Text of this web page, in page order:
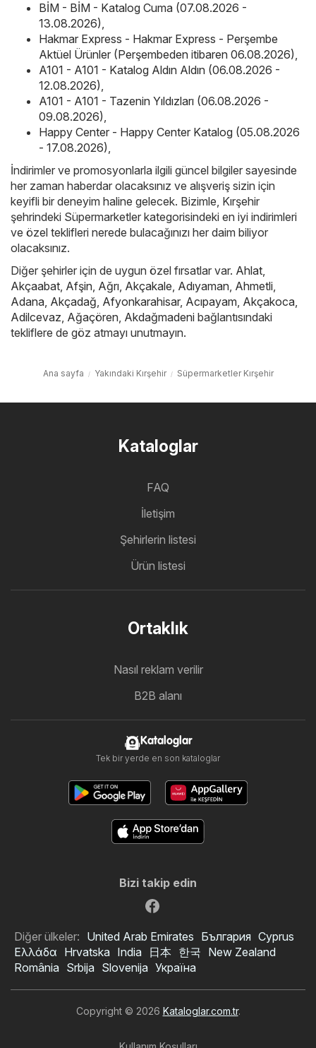
BİM - BİM - Katalog Cuma (07.08.2026 -
13.08.2026),
Hakmar Express - Hakmar Express - Perşembe
Aktüel Ürünler (Perşembeden itibaren 06.08.2026),
A101 - A101 - Katalog Aldın Aldın (06.08.2026 -
12.08.2026),
A101 - A101 - Tazenin Yıldızları (06.08.2026 -
09.08.2026),
Happy Center - Happy Center Katalog (05.08.2026
- 17.08.2026),
İndirimler ve promosyonlarla ilgili güncel bilgiler sayesinde
her zaman haberdar olacaksınız ve alışveriş sizin için
keyifli bir deneyim haline gelecek. Bizimle, Kırşehir
şehrindeki Süpermarketler kategorisindeki en iyi indirimleri
ve özel teklifleri nerede bulacağınızı her daim biliyor
olacaksınız.
Diğer şehirler için de uygun özel fırsatlar var. Ahlat,
Akçaabat, Afşin, Ağrı, Akçakale, Adıyaman, Ahmetli,
Adana, Akçadağ, Afyonkarahisar, Acıpayam, Akçakoca,
Adilcevaz, Ağaçören, Akdağmadeni bağlantısındaki
tekliflere de göz atmayı unutmayın.
Ana sayfa Yakındaki Kırşehir Süpermarketler Kırşehir
Kataloglar
FAQ
İletişim
Şehirlerin listesi
Ürün listesi
Ortaklık
Nasıl reklam verilir
B2B alanı
Kataloglar
Tek bir yerde en son kataloglar
Bizi takip edin
Diğer ülkeler: United Arab Emirates България Cyprus
Ελλάδα Hrvatska India 日本 한국 New Zealand
România Srbija Slovenija Україна
Copyright © 2026 Kataloglar.com.tr.